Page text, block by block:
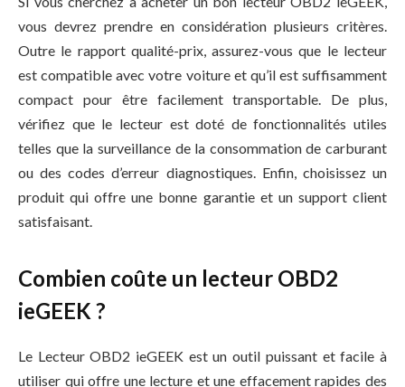
vous devrez prendre en considération plusieurs critères.
Outre le rapport qualité-prix, assurez-vous que le lecteur
est compatible avec votre voiture et qu’il est suffisamment
compact pour être facilement transportable. De plus,
vérifiez que le lecteur est doté de fonctionnalités utiles
telles que la surveillance de la consommation de carburant
ou des codes d’erreur diagnostiques. Enfin, choisissez un
produit qui offre une bonne garantie et un support client
satisfaisant.
Combien coûte un lecteur OBD2
ieGEEK ?
Le Lecteur OBD2 ieGEEK est un outil puissant et facile à
utiliser qui offre une lecture et une effacement rapides des